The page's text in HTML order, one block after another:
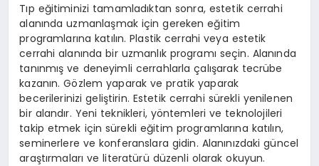
Tıp eğitiminizi tamamladıktan sonra, estetik cerrahi
alanında uzmanlaşmak için gereken eğitim
programlarına katılın. Plastik cerrahi veya estetik
cerrahi alanında bir uzmanlık programı seçin. Alanında
tanınmış ve deneyimli cerrahlarla çalışarak tecrübe
kazanın. Gözlem yaparak ve pratik yaparak
becerilerinizi geliştirin. Estetik cerrahi sürekli yenilenen
bir alandır. Yeni teknikleri, yöntemleri ve teknolojileri
takip etmek için sürekli eğitim programlarına katılın,
seminerlere ve konferanslara gidin. Alanınızdaki güncel
araştırmaları ve literatürü düzenli olarak okuyun.